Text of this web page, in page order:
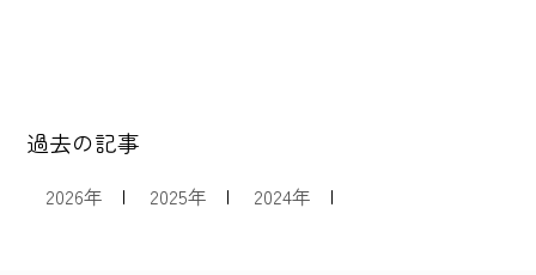
過去の記事
2026年 | 2025年 | 2024年 |